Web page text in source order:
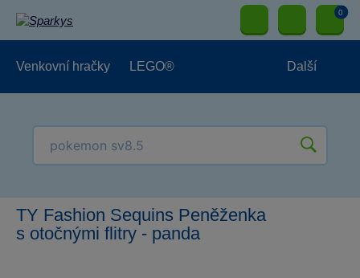
0
Venkovní hračky LEGO® Další
TY Fashion Sequins Peněženka
s otočnými flitry - panda